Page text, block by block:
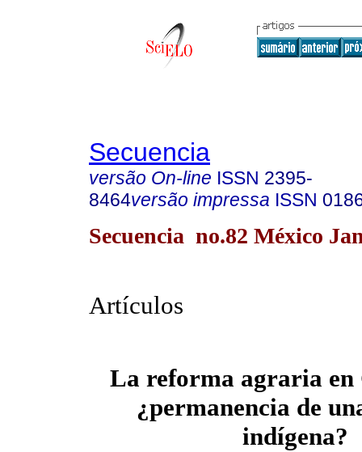
Secuencia
versão On-line ISSN 2395-
8464versão impressa ISSN
Secuencia no.82 México
Artículos
La reforma agraria en
¿permanencia de
indígena?